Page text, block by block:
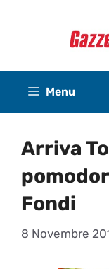
Menu
Arriva
Fondi
8 Novembre